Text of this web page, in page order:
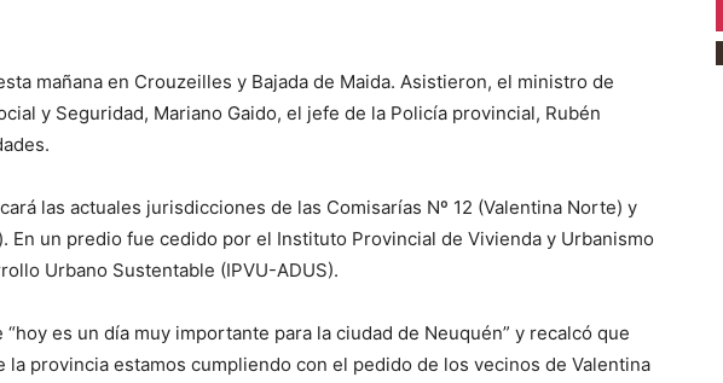
mañana en Crouzeilles y Bajada de Maida. Asistieron, el ministro de
y Seguridad, Mariano Gaido, el jefe de la Policía provincial, Rubén
las actuales jurisdicciones de las Comisarías Nº 12 (Valentina Norte) y
En un predio fue cedido por el Instituto Provincial de Vivienda y Urbanismo
Urbano Sustentable (IPVU-ADUS).
es un día muy importante para la ciudad de Neuquén” y recalcó que
la provincia estamos cumpliendo con el pedido de los vecinos de Valentina